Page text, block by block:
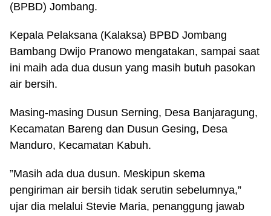
(BPBD) Jombang.
Kepala Pelaksana (Kalaksa) BPBD Jombang
Bambang Dwijo Pranowo mengatakan, sampai saat
ini maih ada dua dusun yang masih butuh pasokan
air bersih.
Masing-masing Dusun Serning, Desa Banjaragung,
Kecamatan Bareng dan Dusun Gesing, Desa
Manduro, Kecamatan Kabuh.
”Masih ada dua dusun. Meskipun skema
pengiriman air bersih tidak serutin sebelumnya,”
ujar dia melalui Stevie Maria, penanggung jawab